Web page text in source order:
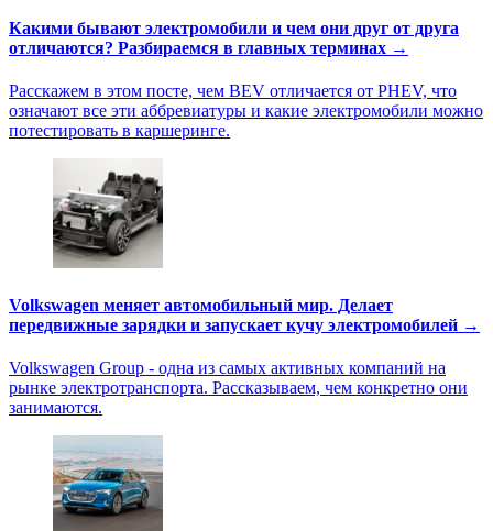
Какими бывают электромобили и чем они друг от друга
отличаются? Разбираемся в главных терминах →
Расскажем в этом посте, чем BEV отличается от PHEV, что
означают все эти аббревиатуры и какие электромобили можно
потестировать в каршеринге.
Volkswagen меняет автомобильный мир. Делает
передвижные зарядки и запускает кучу электромобилей →
Volkswagen Group - одна из самых активных компаний на
рынке электротранспорта. Рассказываем, чем конкретно они
занимаются.